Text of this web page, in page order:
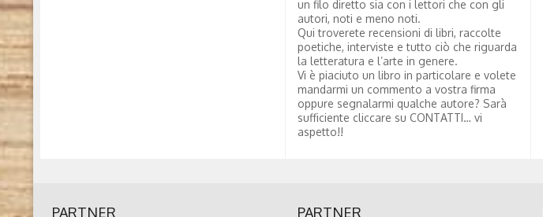
un filo diretto sia con i lettori che con gli
autori, noti e meno noti.
Qui troverete recensioni di libri, raccolte
poetiche, interviste e tutto ciò che riguarda
la letteratura e l’arte in genere.
Vi è piaciuto un libro in particolare e volete
mandarmi un commento a vostra firma
oppure segnalarmi qualche autore? Sarà
sufficiente cliccare su CONTATTI… vi
aspetto!!
PARTNER PARTNER